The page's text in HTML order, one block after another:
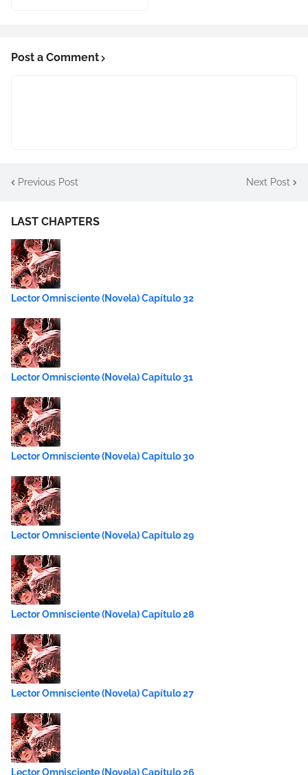
Post a Comment
Previous Post Next Post
LAST CHAPTERS
Lector Omnisciente (Novela) Capítulo 32
Lector Omnisciente (Novela) Capítulo 31
Lector Omnisciente (Novela) Capítulo 30
Lector Omnisciente (Novela) Capítulo 29
Lector Omnisciente (Novela) Capítulo 28
Lector Omnisciente (Novela) Capítulo 27
Lector Omnisciente (Novela) Capítulo 26